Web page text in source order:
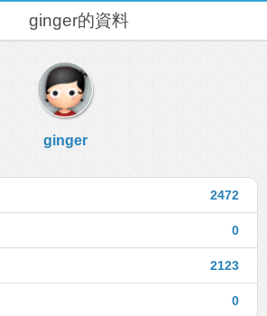
ginger的資料
ginger
2472
0
2123
0